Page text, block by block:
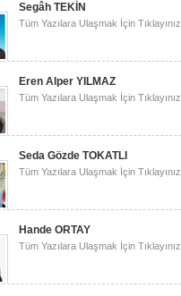
Segâh TEKİN
Tüm Yazılara Ulaşmak İçin Tıklayınız.
Eren Alper YILMAZ
Tüm Yazılara Ulaşmak İçin Tıklayınız.
Seda Gözde TOKATLI
Tüm Yazılara Ulaşmak İçin Tıklayınız.
Hande ORTAY
Tüm Yazılara Ulaşmak İçin Tıklayınız.